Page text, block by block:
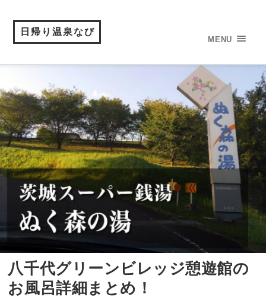
日帰り温泉なび
MENU
八千代グリーンビレッジ憩遊館の
お風呂詳細まとめ！